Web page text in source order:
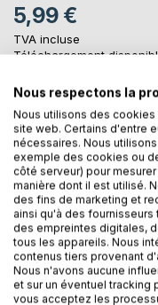
5,99 €
TVA incluse
Téléchargement
Ajouter à ma liste
Laisser un avis
Nous respectons la
Nous utilisons des
site web. Certains d'entre
nécessaires. Nous
exemple des cookies ou
côté serveur) pour
manière dont il est utilisé.
des fins de marketing et
ainsi qu'à des
des empreintes digitales,
tous les appareils. Nous
contenus tiers provenant
Nous n'avons aucune
et sur un éventuel tracking
vous acceptez les